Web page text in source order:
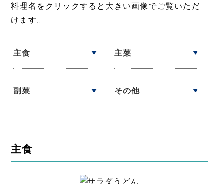
料理名をクリックすると大きい画像でご覧いただ
けます。
主食 主菜
副菜 その他
主食